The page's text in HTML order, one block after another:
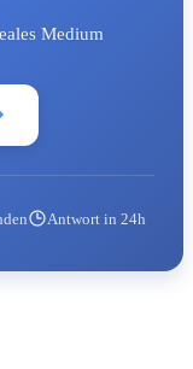
Medium
Antwort in 24h